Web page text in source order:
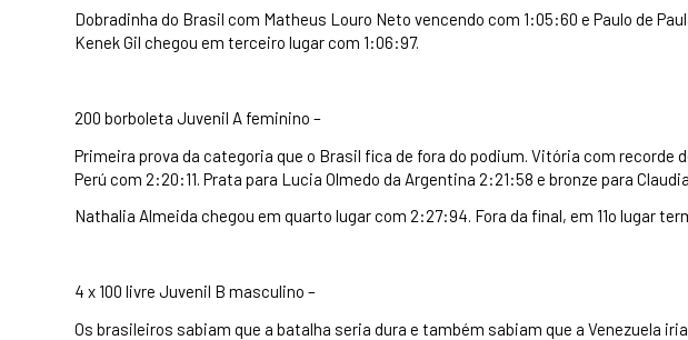
Dobradinha do Brasil com Matheus Louro Neto vencendo com 1:05:60 e Paulo de
Kenek Gil chegou em terceiro lugar com 1:06:97.
200 borboleta Juvenil A feminino –
Primeira prova da categoria que o Brasil fica de fora do podium. Vitória com recorde
Perú com 2:20:11. Prata para Lucia Olmedo da Argentina 2:21:58 e bronze para
Nathalia Almeida chegou em quarto lugar com 2:27:94. Fora da final, em 11o lugar
4 x 100 livre Juvenil B masculino –
Os brasileiros sabiam que a batalha seria dura e também sabiam que a Venezuela